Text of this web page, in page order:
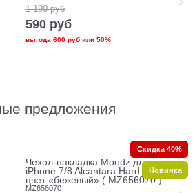
1 190 руб
590 руб
выгода 600 рубили 50%
предложения
Чехол-накладка Moodz для
iPhone 7/8 Alcantara Hard Camel ,
цвет «бежевый» ( MZ656070 )
MZ656070
Скидка 40%
Новинка